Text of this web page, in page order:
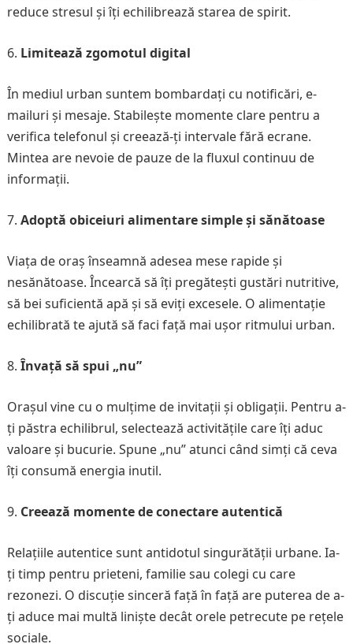
reduce stresul și îți echilibrează starea de spirit.
Limitează zgomotul digital
În mediul urban suntem bombardați cu notificări, e-
mailuri și mesaje. Stabilește momente clare pentru a
verifica telefonul și creează-ți intervale fără ecrane.
Mintea are nevoie de pauze de la fluxul continuu de
informații.
Adoptă obiceiuri alimentare simple și sănătoase
Viața de oraș înseamnă adesea mese rapide și
nesănătoase. Încearcă să îți pregătești gustări nutritive,
să bei suficientă apă și să eviți excesele. O alimentație
echilibrată te ajută să faci față mai ușor ritmului urban.
Învață să spui „nu”
Orașul vine cu o mulțime de invitații și obligații. Pentru a-
ți păstra echilibrul, selectează activitățile care îți aduc
valoare și bucurie. Spune „nu” atunci când simți că ceva
îți consumă energia inutil.
Creează momente de conectare autentică
Relațiile autentice sunt antidotul singurătății urbane. Ia-
ți timp pentru prieteni, familie sau colegi cu care
rezonezi. O discuție sinceră față în față are puterea de a-
ți aduce mai multă liniște decât orele petrecute pe rețele
sociale.